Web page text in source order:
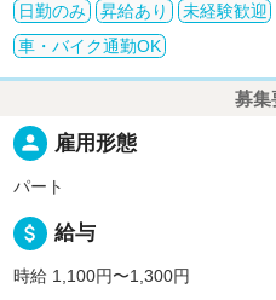
日勤のみ
昇給あり 未経験歓迎
車・バイク通勤OK
募集
person 雇用形態
パート
attach_money 給与
時給 1,100円〜1,300円